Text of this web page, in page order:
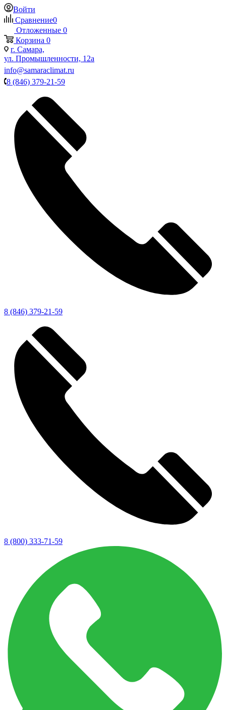
Войти
Сравнение0
Отложенные 0
Корзина 0
г. Самара,
ул. Промышленности, 12а
info@samaraclimat.ru
8 (846) 379-21-59
8 (846) 379-21-59
8 (800) 333-71-59